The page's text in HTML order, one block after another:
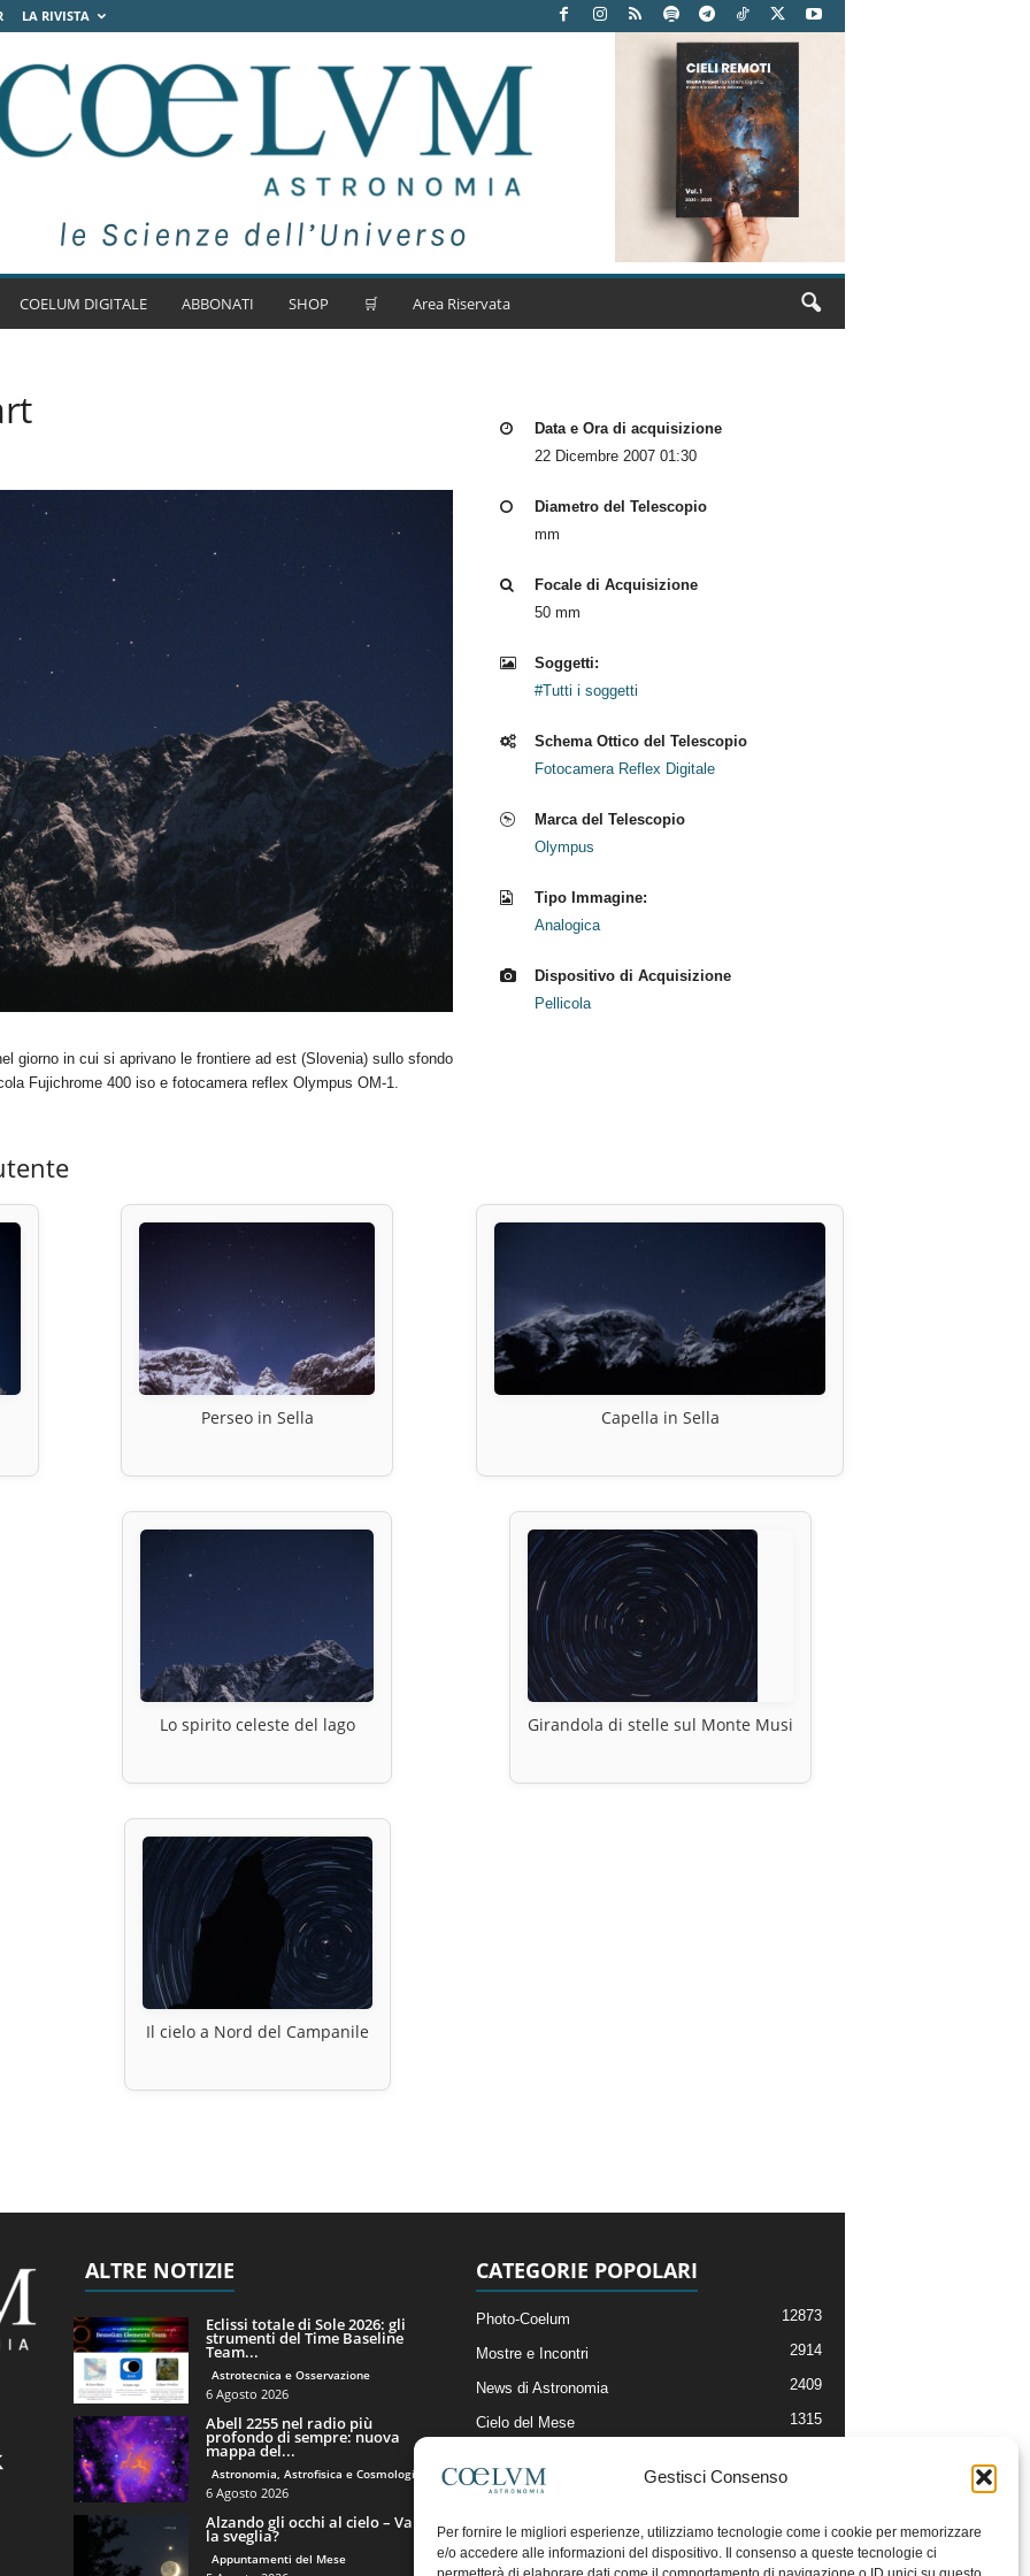
Gestisci Consenso
Per fornire le migliori esperienze, utilizziamo tecnologie come i cookie per memorizzare
e/o accedere alle informazioni del dispositivo. Il consenso a queste tecnologie ci
LA RIVISTA
COELUM DIGITALE ABBONATI SHOP 🛒 Area Riservata
giorno in cui si aprivano le frontiere ad est (Slovenia) sullo sfondo
Fujichrome 400 iso e fotocamera reflex Olympus OM-1.
Data e Ora di acquisizione
22 Dicembre 2007 01:30
Diametro del Telescopio
mm
Focale di Acquisizione
50 mm
Soggetti:
#Tutti i soggetti
Schema Ottico del Telescopio
Fotocamera Reflex Digitale
Marca del Telescopio
Olympus
Tipo Immagine:
Analogica
Dispositivo di Acquisizione
Pellicola
Perseo in Sella Capella in Sella
Lo spirito celeste del lago Girandola di stelle sul Monte Musi
Il cielo a Nord del Campanile
ALTRE NOTIZIE
Eclissi totale di Sole 2026: gli
strumenti del Time Baseline
Team...
Astrotecnica e Osservazione
6 Agosto 2026
Abell 2255 nel radio più
profondo di sempre: nuova
mappa del...
Astronomia, Astrofisica e Cosmologia
6 Agosto 2026
Alzando gli occhi al cielo – Vale
la sveglia?
Appuntamenti del Mese
CATEGORIE POPOLARI
Photo-Coelum 12873
Mostre e Incontri 2914
News di Astronomia 2409
Cielo del Mese 1315
Articoli e Risorse On-Line
Il Blog della Redazione